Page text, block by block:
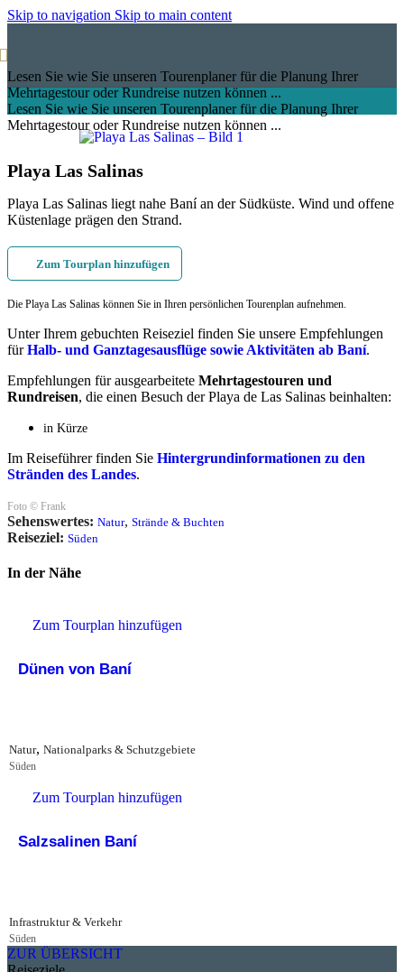
Skip to navigation Skip to main content
Lesen Sie wie Sie unseren Tourenplaner für die Planung Ihrer
Mehrtagestour oder Rundreise nutzen können ...
Lesen Sie wie Sie unseren Tourenplaner für die Planung Ihrer
Mehrtagestour oder Rundreise nutzen können ...
Playa Las Salinas
Playa Las Salinas liegt nahe Baní an der Südküste. Wind und offene
Küstenlage prägen den Strand.
Zum Tourplan hinzufügen
Die Playa Las Salinas können Sie in Ihren persönlichen Tourenplan aufnehmen.
Unter Ihrem gebuchten Reiseziel finden Sie unsere Empfehlungen
fürHalb- und Ganztagesausflüge sowie Aktivitäten ab Baní.
Empfehlungen für ausgearbeitete Mehrtagestouren und
Rundreisen, die einen Besuch der Playa de Las Salinas beinhalten:
in Kürze
Im Reiseführer finden Sie Hintergrundinformationen zu den
Stränden des Landes.
Foto © Frank
Sehenswertes: Natur, Strände & Buchten
Reiseziel: Süden
In der Nähe
Zum Tourplan hinzufügen
Dünen von Baní
Natur, Nationalparks & Schutzgebiete
Süden
Zum Tourplan hinzufügen
Salzsalinen Baní
Infrastruktur & Verkehr
Süden
ZUR ÜBERSICHT